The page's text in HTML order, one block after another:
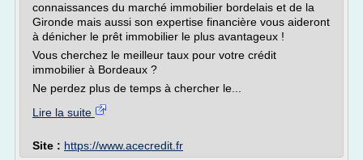
connaissances du marché immobilier bordelais et de la
Gironde mais aussi son expertise financière vous aideront
à dénicher le prêt immobilier le plus avantageux !
Vous cherchez le meilleur taux pour votre crédit
immobilier à Bordeaux ?
Ne perdez plus de temps à chercher le...
Lire la suite
Site : https://www.acecredit.fr